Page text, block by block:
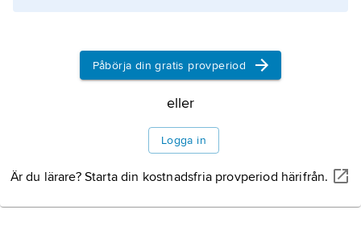
Påbörja din gratis provperiod
eller
Logga in
Är du lärare? Starta din kostnadsfria provperiod härifrån.